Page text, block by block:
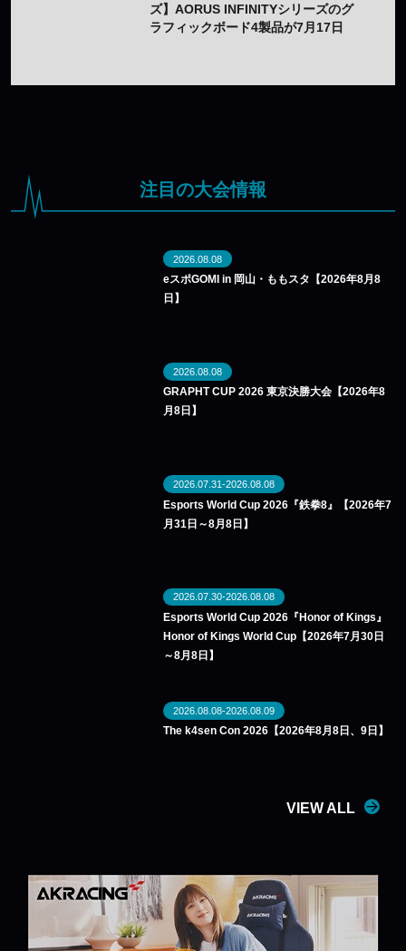
ズ】AORUS INFINITYシリーズのグ
ラフィックボード4製品が7月17日
注目の大会情報
2026.08.08
eスポGOMI in 岡山・ももスタ【2026年8月8
日】
2026.08.08
GRAPHT CUP 2026 東京決勝大会【2026年8
月8日】
2026.07.31-2026.08.08
Esports World Cup 2026『鉄拳8』【2026年7
月31日～8月8日】
2026.07.30-2026.08.08
Esports World Cup 2026『Honor of Kings』
Honor of Kings World Cup【2026年7月30日
～8月8日】
2026.08.08-2026.08.09
The k4sen Con 2026【2026年8月8日、9日】
VIEW ALL